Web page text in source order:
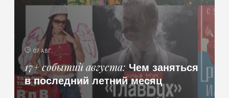
07 АВГ.
17+ событий августа Чем заняться
в последний летний месяц